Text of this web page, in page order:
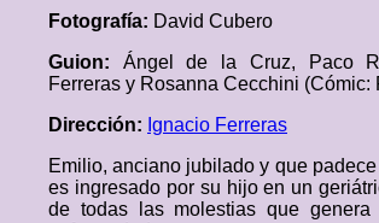
Fotografía: David Cubero
Guion: Ángel de la Cruz, Paco
Ferreras y Rosanna Cecchini (Cómic:
Dirección: Ignacio Ferreras
Emilio, anciano jubilado y que
es ingresado por su hijo en un
de todas las molestias que